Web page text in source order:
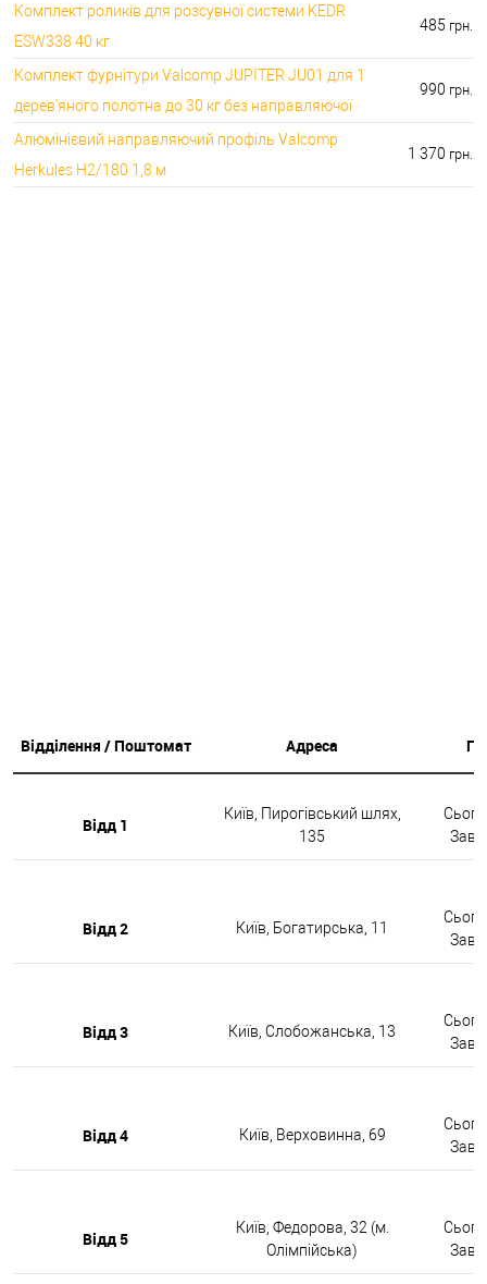
Комплект роликів для розсувної системи KEDR
ESW338 40 кг
485 грн.
Комплект фурнітури Valcomp JUPITER JU01 для 1
дерев'яного полотна до 30 кг без направляючої
990 грн.
Алюмінієвий направляючий профіль Valcomp
Herkules H2/180 1,8 м
1 370 грн.
Відділення / Поштомат Адреса
Відд 1
Київ, Пирогівський шлях,
135
Відд 2 Київ, Богатирська, 11
Відд 3 Київ, Слобожанська, 13
Відд 4 Київ, Верховинна, 69
Відд 5
Київ, Федорова, 32 (м.
Олімпійська)